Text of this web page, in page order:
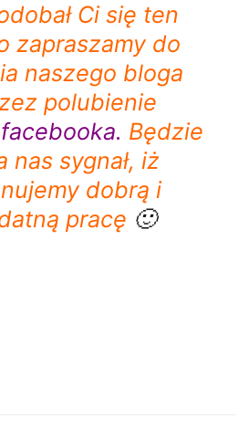
Ci się ten
zapraszamy do
naszego bloga
polubienie
facebooka. Będzie
nas sygnał, iż
dobrą i
pracę 🙂